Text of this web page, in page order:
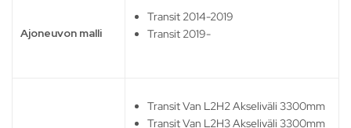
Ajoneuvon malli
Transit 2014-2019
Transit 2019-
Transit Van L2H2 Akseliväli 3300mm
Transit Van L2H3 Akseliväli 3300mm